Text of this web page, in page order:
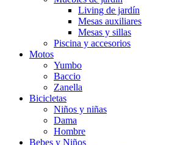
Living de jardín
Mesas auxiliares
Mesas y sillas
Piscina y accesorios
Motos
Yumbo
Baccio
Zanella
Bicicletas
Niños y niñas
Dama
Hombre
Bebes y Niños